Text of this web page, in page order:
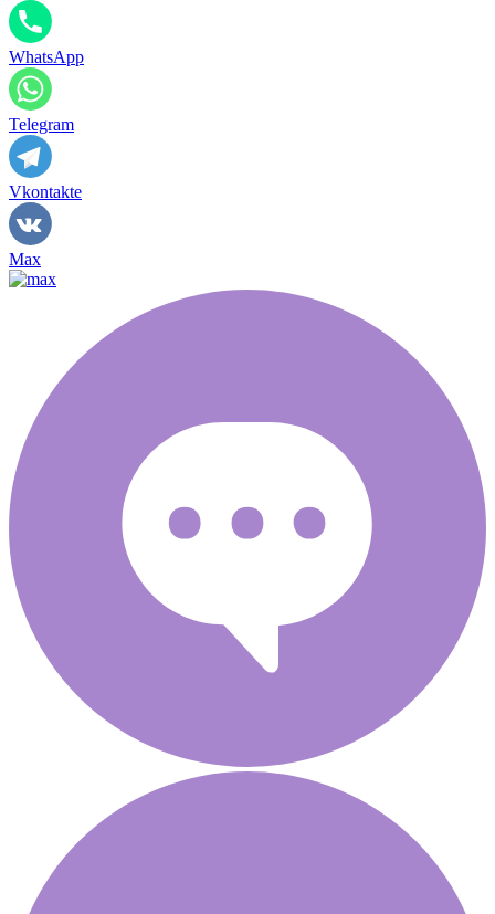
WhatsApp
Telegram
Vkontakte
Max